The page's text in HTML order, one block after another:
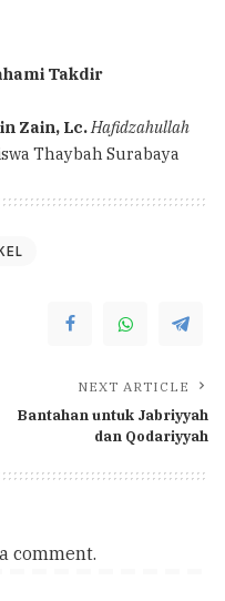
Takdir
Zain, Lc.Hafidzahullah
Thaybah Surabaya
NEXT ARTICLE
Bantahan untuk Jabriyyah
dan Qodariyyah
comment.